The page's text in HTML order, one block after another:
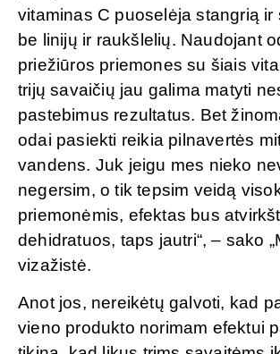
vitaminas C puoselėja stangrią ir
be linijų ir raukšlelių. Naudojant
priežiūros priemones su šiais
trijų savaičių jau galima matyti
pastebimus rezultatus. Bet
odai pasiekti reikia pilnavertės
vandens. Juk jeigu mes nieko
negersim, o tik tepsim veidą
priemonėmis, efektas bus
dehidratuos, taps jautri“, – sako
vizažistė.
Anot jos, nereikėtų galvoti, kad
vieno produkto norimam efektui